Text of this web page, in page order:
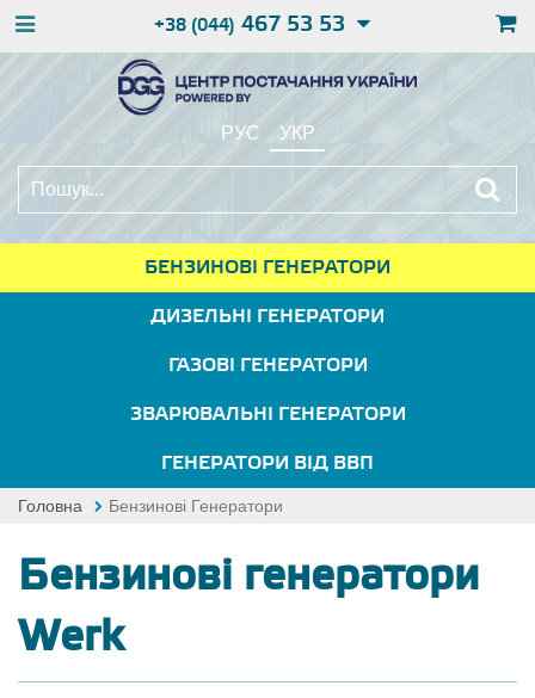
+38 (044) 467 53 53
РУС УКР
БЕНЗИНОВІ ГЕНЕРАТОРИ
ДИЗЕЛЬНІ ГЕНЕРАТОРИ
ГАЗОВІ ГЕНЕРАТОРИ
ЗВАРЮВАЛЬНІ ГЕНЕРАТОРИ
ГЕНЕРАТОРИ ВІД ВВП
Головна Бензинові Генератори
Бензинові генератори
Werk